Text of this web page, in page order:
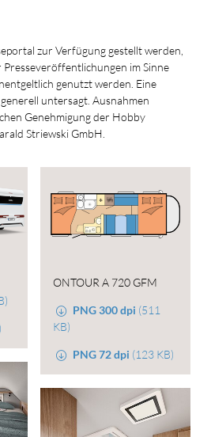
zur Verfügung gestellt werden,
im Sinne
genutzt werden. Eine
untersagt. Ausnahmen
Genehmigung der Hobby
Striewski GmbH.
ONTOUR A 720 GFM
PNG 300 dpi (511
KB)
PNG 72 dpi (123 KB)